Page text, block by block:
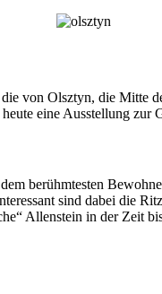
von Olsztyn, die Mitte
eine Ausstellung zur
berühmtesten
sind dabei die
Allenstein in der